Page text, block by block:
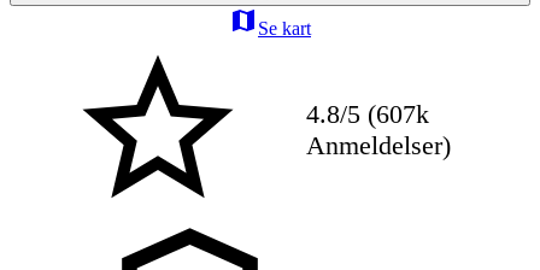
Se kart
4.8/5 (607k
Anmeldelser)